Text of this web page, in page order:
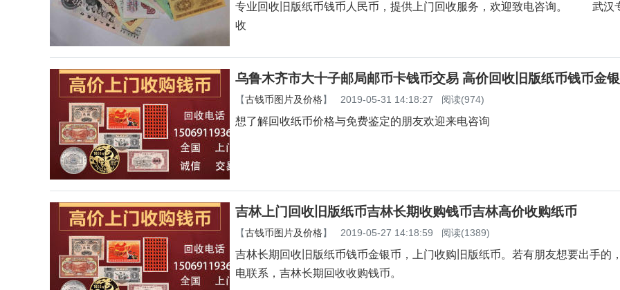
专业回收旧版纸币钱币人民币，提供上门回收服务，欢迎致电咨询。 武汉
收
乌鲁木齐市大十子邮局邮币卡钱币交易 高价回收旧版纸币钱币金
【古钱币图片及价格】 2019-05-31 14:18:27 阅读(974)
想了解回收纸币价格与免费鉴定的朋友欢迎来电咨询
吉林上门回收旧版纸币吉林长期收购钱币吉林高价收购纸币
【古钱币图片及价格】 2019-05-27 14:18:59 阅读(1389)
吉林长期回收旧版纸币钱币金银币，上门收购旧版纸币。若有朋友想要出手的
电联系，吉林长期回收收购钱币。